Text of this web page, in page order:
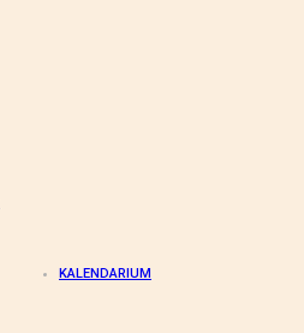
KALENDARIUM